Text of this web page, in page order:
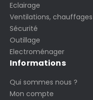
Eclairage
Ventilations, chauffages
Sécurité
Outillage
Electroménager
Informations
Qui sommes nous ?
Mon compte